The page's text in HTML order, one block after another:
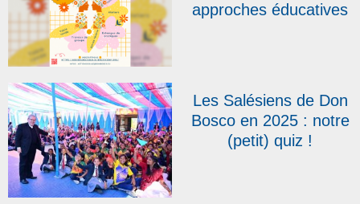
approches éducatives
Action Sociale
Les Salésiens de Don
Bosco en 2025 : notre
(petit) quiz !